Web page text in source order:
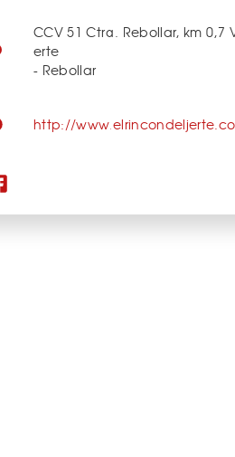
CCV 51 Ctra. Rebollar, km 0,7
erte
- Rebollar
http://